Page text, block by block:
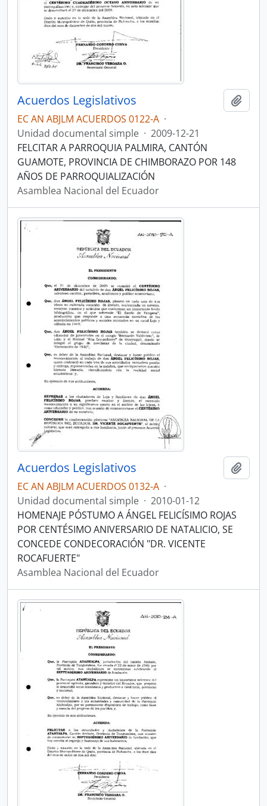
Acuerdos Legislativos
EC AN ABJLM ACUERDOS 0122-A ·
Unidad documental simple · 2009-12-21
FELCITAR A PARROQUIA PALMIRA, CANTÓN
GUAMOTE, PROVINCIA DE CHIMBORAZO POR 148
AÑOS DE PARROQUIALIZACIÓN
Asamblea Nacional del Ecuador
Acuerdos Legislativos
EC AN ABJLM ACUERDOS 0132-A ·
Unidad documental simple · 2010-01-12
HOMENAJE PÓSTUMO A ÁNGEL FELICÍSIMO ROJAS
POR CENTÉSIMO ANIVERSARIO DE NATALICIO, SE
CONCEDE CONDECORACIÓN "DR. VICENTE
ROCAFUERTE"
Asamblea Nacional del Ecuador